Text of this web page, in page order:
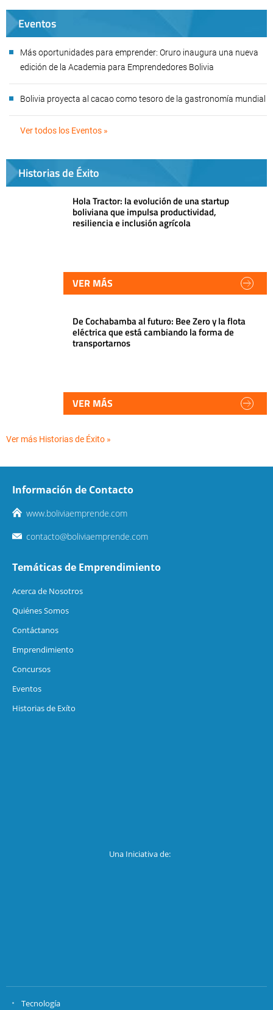
Eventos
Más oportunidades para emprender: Oruro inaugura una nueva
edición de la Academia para Emprendedores Bolivia
Bolivia proyecta al cacao como tesoro de la gastronomía mundial
Ver todos los Eventos »
Historias de Éxito
Hola Tractor: la evolución de una startup
boliviana que impulsa productividad,
resiliencia e inclusión agrícola
VER MÁS
De Cochabamba al futuro: Bee Zero y la flota
eléctrica que está cambiando la forma de
transportarnos
VER MÁS
Ver más Historias de Éxito »
Información de Contacto
www.boliviaemprende.com
contacto@boliviaemprende.com
Temáticas de Emprendimiento
Acerca de Nosotros
Quiénes Somos
Contáctanos
Emprendimiento
Concursos
Eventos
Historias de Exíto
Una Iniciativa de:
Tecnología